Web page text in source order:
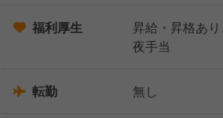
福利厚生
昇給・昇格あ
夜手当
転勤 無し